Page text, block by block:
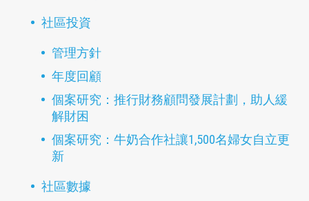
社區投資
管理方針
年度回顧
個案研究：推行財務顧問發展計劃，助人緩
解財困
個案研究：牛奶合作社讓1,500名婦女自立更
新
社區數據